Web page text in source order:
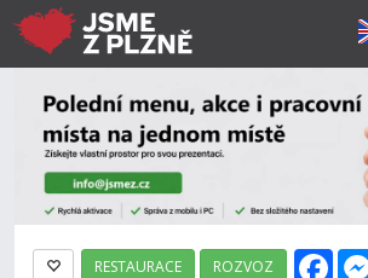
RESTAURACE
ROZVOZ